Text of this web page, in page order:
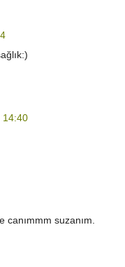
14:40
suzanım.